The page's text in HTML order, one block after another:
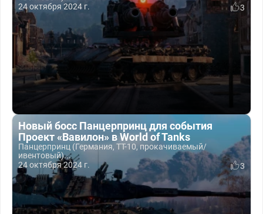
24 октября 2024 г.
3
Новый босс Панцерпринц для события
Проект «Вавилон» в World of Tanks
Панцерпринц (Германия, ТТ-10, прокачиваемый/
ивентовый)...
24 октября 2024 г.
3